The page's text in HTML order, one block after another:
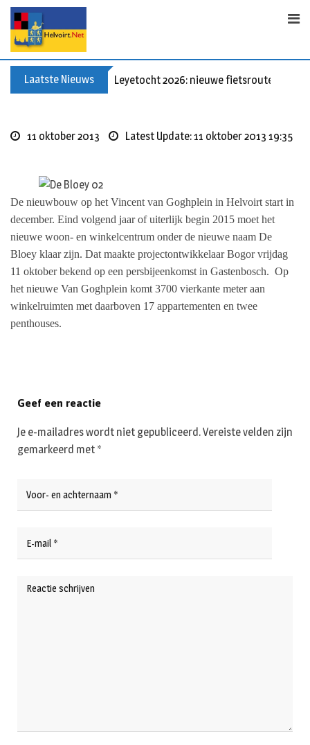
Skip
content
Laatste Nieuws Leyetocht 2026: nieuwe fietsroutes
11 oktober 2013 Latest Update: 11 oktober 2013 19:35
De nieuwbouw op het Vincent van Goghplein in Helvoirt start in
december. Eind volgend jaar of uiterlijk begin 2015 moet het
nieuwe woon- en winkelcentrum onder de nieuwe naam De
Bloey klaar zijn. Dat maakte projectontwikkelaar Bogor vrijdag
11 oktober bekend op een persbijeenkomst in Gastenbosch. Op
het nieuwe Van Goghplein komt 3700 vierkante meter aan
winkelruimten met daarboven 17 appartementen en twee
penthouses.
Geef een reactie
Je e-mailadres wordt niet gepubliceerd.Vereiste velden zijn
gemarkeerd met *